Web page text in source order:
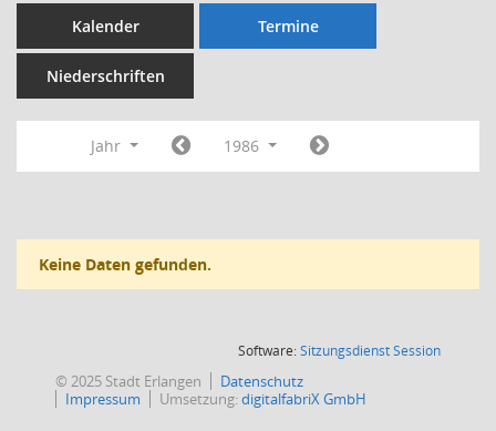
Kalender Termine
Niederschriften
Jahr 1986
Keine Daten gefunden.
Software:SitzungsdienstSession(Wird in
© 2025 Stadt Erlangen
Datenschutz
Impressum
Umsetzung:digitalfabriX GmbH